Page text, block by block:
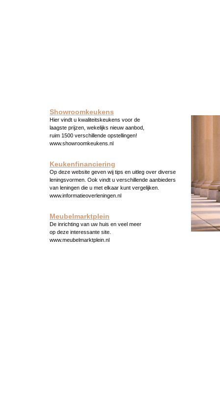
Showroomkeukens
Hier vindt u kwaliteitskeukens voor de
laagste prijzen, wekelijks nieuw aanbod,
ruim 1500 verschillende opstellingen!
www.showroomkeukens.nl
Keukenfinanciering
Op deze website geven wij tips en uitleg over diverse
leningsvormen. Ook vindt u verschillende aanbieders
van leningen die u met elkaar kunt vergelijken.
www.informatieoverleningen.nl
Meubelmarktplein
De inrichting van uw huis en veel meer
op deze interessante site.
www.meubelmarktplein.nl